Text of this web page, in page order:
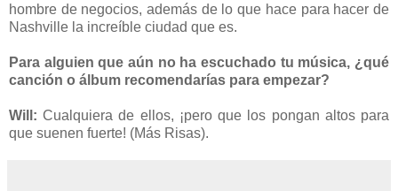
hombre de negocios, además de lo que hace para hacer de
Nashville la increíble ciudad que es.
Para alguien que aún no ha escuchado tu música, ¿qué
canción o álbum recomendarías para empezar?
Will: Cualquiera de ellos, ¡pero que los pongan altos para
que suenen fuerte! (Más Risas).